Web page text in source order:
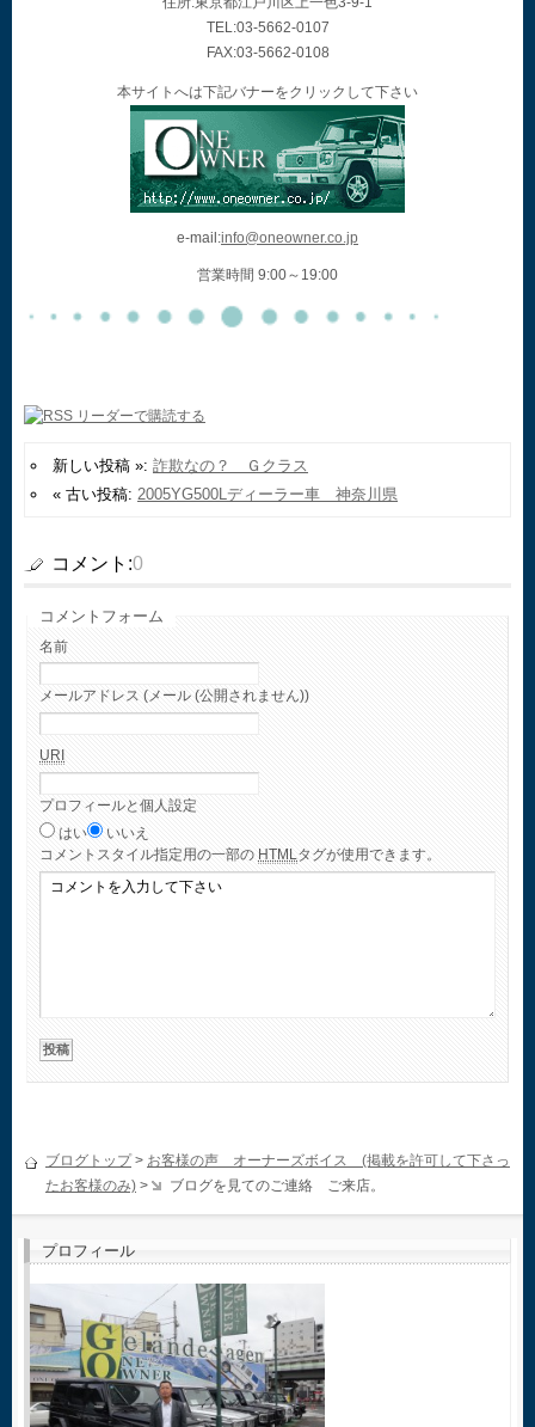
TEL:03-5662-0107
FAX:03-5662-0108
本サイトへは下記バナーをクリックして下さい
e-mail:info@oneowner.co.jp
営業時間 9:00～19:00
新しい投稿 »: 詐欺なの？ Ｇクラス
« 古い投稿: 2005YG500Lディーラー車 神奈川県
コメント:0
コメントフォーム
名前
メールアドレス (メール (公開されません))
URI
プロフィールと個人設定
はい
いいえ
コメント スタイル指定用の一部の HTML タグが使用できます。
ブログトップ> お客様の声 オーナーズボイス (掲載を許可して下さっ
たお客様のみ) > ブログを見てのご連絡 ご来店。
プロフィール